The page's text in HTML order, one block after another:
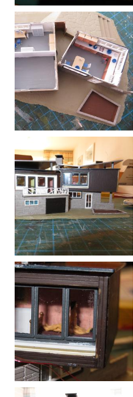
20170221221423-00.jpg
20170225135603-00.jpg
20170225140851-00.jpg